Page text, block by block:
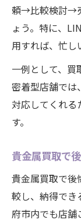
頼→比較検討→
ょう。特に、
用すれば、忙し
一例として、買
密着型店舗では
対応してくれる
す。
貴金属買取で
貴金属買取で後
較し、納得でき
府市内でも店舗